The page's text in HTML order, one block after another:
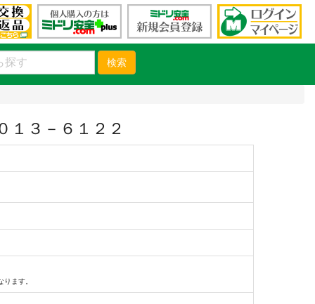
検索
３－６１２２
ます。